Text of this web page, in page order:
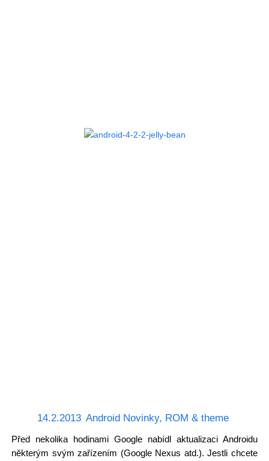
14.2.2013 Android Novinky, ROM & theme
Před nekolika hodinami Google nabídl aktualizaci Androidu
některým svým zařízením (Google Nexus atd.). Jestli chcete